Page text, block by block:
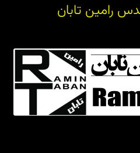
رامین تابان